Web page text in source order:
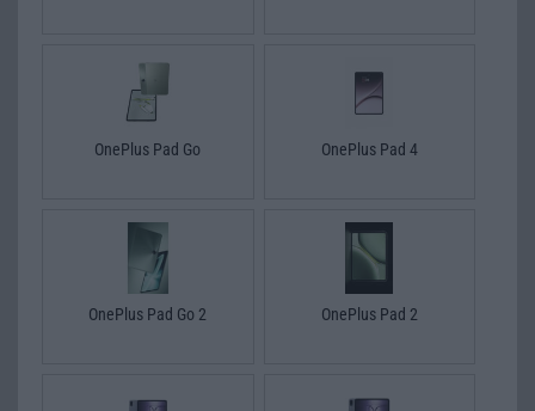
OnePlus Pad Go OnePlus Pad 4
OnePlus Pad Go 2 OnePlus Pad 2